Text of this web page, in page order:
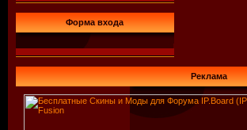
Форма входа
Реклама